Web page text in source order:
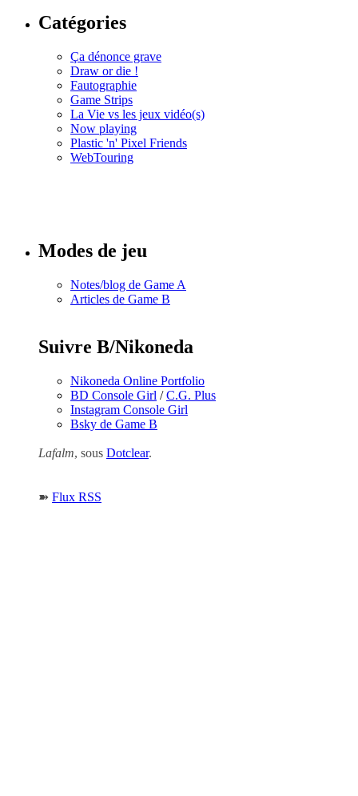
Catégories
Ça dénonce grave
Draw or die !
Fautographie
Game Strips
La Vie vs les jeux vidéo(s)
Now playing
Plastic 'n' Pixel Friends
WebTouring
Modes de jeu
Notes/blog de Game A
Articles de Game B
Suivre B/Nikoneda
Nikoneda Online Portfolio
BD Console Girl /C.G. Plus
Instagram Console Girl
Bsky de Game B
Lafalm, sous Dotclear.
➽ Flux RSS